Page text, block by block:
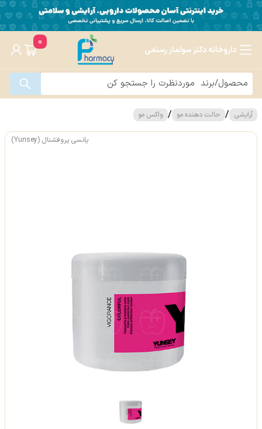
داروخانه دکتر سولماز رستمی
0
آرایشی / حالت دهنده مو / واکس مو
یانسی پروفشنال (Yunsey)